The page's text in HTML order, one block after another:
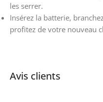
les serrer.
Insérez la batterie,
profitez de votre nouveau
Avis clients